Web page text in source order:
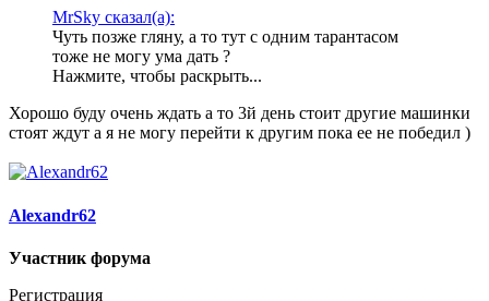
MrSky сказал(а):
Чуть позже гляну, а то тут с одним тарантасом
тоже не могу ума дать ?
Нажмите, чтобы раскрыть...
Хорошо буду очень ждать а то 3й день стоит другие машинки
стоят ждут а я не могу перейти к другим пока ее не победил )
Alexandr62
Участник форума
Регистрация